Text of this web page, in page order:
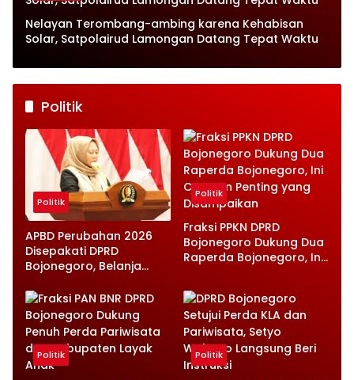
Nelayan Terombang-ambing karena Kehabisan
Solar, Satpolairud Lamongan Datang Tepat Waktu
Politik
Politik
APBD Perubahan 2026
Disepakati DPRD
Bojonegoro, Belanja
Infrastruktur Diperkuat
Politik
Fraksi PPKN DPRD
Bojonegoro Dukung Dua
Raperda Bojonegoro, Ini
Disampaikan
Politik Politik